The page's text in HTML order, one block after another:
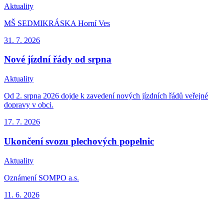
Aktuality
MŠ SEDMIKRÁSKA Horní Ves
31. 7. 2026
Nové jízdní řády od srpna
Aktuality
Od 2. srpna 2026 dojde k zavedení nových jízdních řádů veřejné
dopravy v obci.
17. 7. 2026
Ukončení svozu plechových popelnic
Aktuality
Oznámení SOMPO a.s.
11. 6. 2026